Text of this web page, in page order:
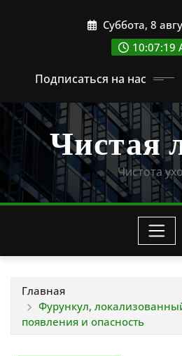
Суббота, 8
10:07:20
Подписаться на нас
Чистая
Чистота
Главная
Фурункул,
появления и опасность